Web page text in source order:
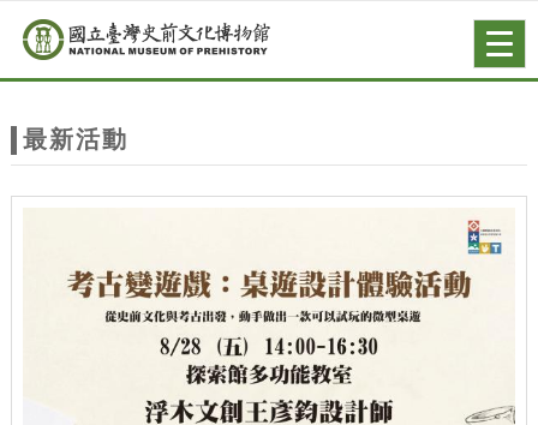
站
主
跳到主要內容
網站導覽
最新活動